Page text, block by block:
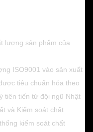
lượng sản phẩm của
ISO9001 vào sản xuất
tiêu chuẩn hóa theo
tiên tiến từ đội ngũ Nhật
và Kiểm soát chất
kiểm soát chất